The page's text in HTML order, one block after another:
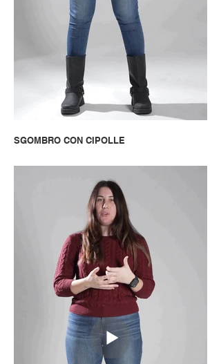
SGOMBRO CON CIPOLLE